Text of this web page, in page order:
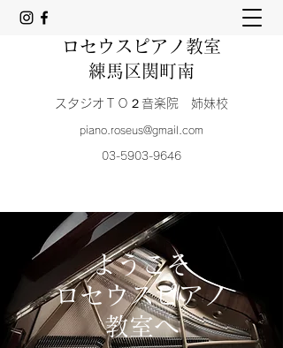
ロセウスピアノ教室
練馬区関町南
スタジオＴＯ２音楽院 姉妹校
piano.roseus@gmail.com
03-5903-9646
ようこそ
ロセウスピアノ
教室へ